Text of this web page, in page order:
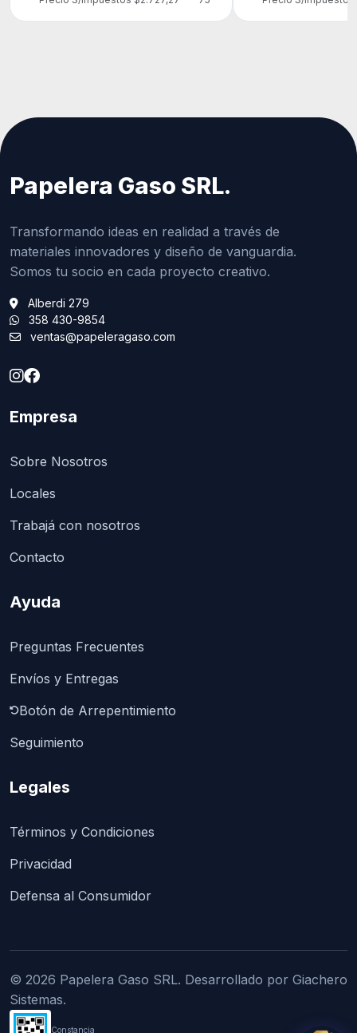
Papelera Gaso SRL.
Transformando ideas en realidad a través de
materiales innovadores y diseño de vanguardia.
Somos tu socio en cada proyecto creativo.
Alberdi 279
358 430-9854
ventas@papeleragaso.com
Empresa
Sobre Nosotros
Locales
Trabajá con nosotros
Contacto
Ayuda
Preguntas Frecuentes
Envíos y Entregas
Botón de Arrepentimiento
Seguimiento
Legales
Términos y Condiciones
Privacidad
Defensa al Consumidor
© 2026 Papelera Gaso SRL. Desarrollado por Giachero
Sistemas.
Constancia